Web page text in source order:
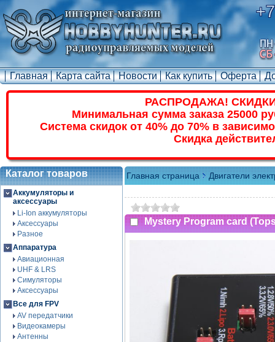
Главная Карта сайта Новости Как купить Оферта
РАСПРОДАЖА!
Минимальная сумма заказа 25000
Система скидок от 40% до 70% в
Скидка
Каталог товаров
Аккумуляторы и
аксессуары
Li-Ion аккумуляторы
Аксессуары
Разное
Аппаратура
Авиационная
UHF & LRS
Симуляторы
Аксессуары
Все для FPV
AV передатчики
Видеокамеры
Антенны
Главная страница Двигатели
Mystery Program card